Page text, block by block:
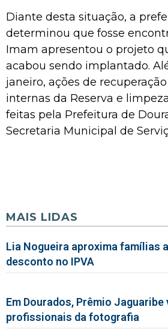
Diante desta situação, a
determinou que fosse
Imam apresentou o projeto
acabou sendo implantado.
janeiro, ações de
internas da Reserva e
feitas pela Prefeitura de
Secretaria Municipal de
MAIS LIDAS
Lia Nogueira aproxima famílias
desconto no IPVA
Em Dourados, Prêmio
profissionais da fotografia